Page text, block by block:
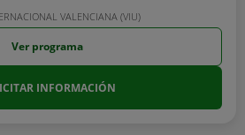
VALENCIANA (VIU)
Ver programa
INFORMACIÓN